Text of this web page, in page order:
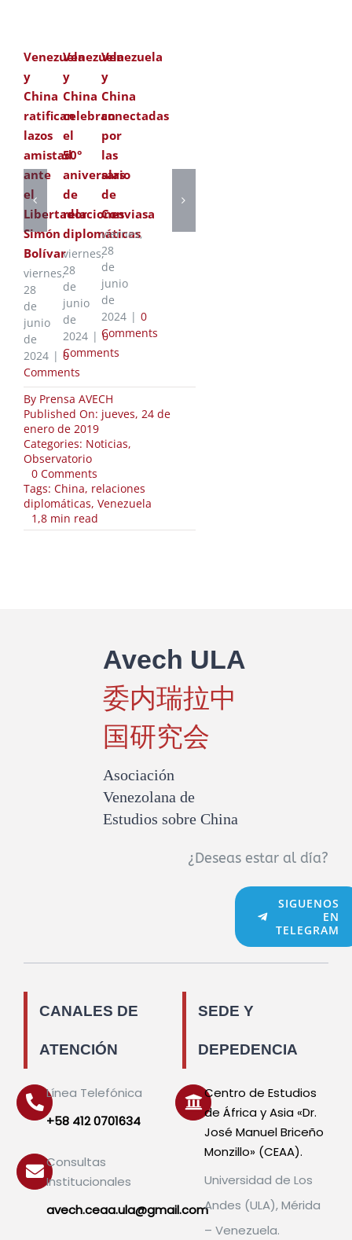
Venezuela
y
China
ratifican
lazos
amistad
ante
el
Libertador
Simón
Bolívar
viernes,
28
de
junio
de
2024 | 0
Comments
Venezuela
y
China
celebran
el
50°
aniversario
de
relaciones
diplomáticas
viernes,
28
de
junio
de
2024 | 0
Comments
Venezuela
y
China
conectadas
por
las
alas
de
Conviasa
viernes,
28
de
junio
de
2024 | 0
Comments
By Prensa AVECH
Published On: jueves, 24 de
enero de 2019
Categories: Noticias,
Observatorio
0 Commentson
China
rechaza
injerencia
en
Tags: China, relaciones
diplomáticas, Venezuela
1,8 min read
Avech ULA
委内瑞拉中
国研究会
Asociación
Venezolana de
Estudios sobre China
¿Deseas estar al día?
SIGUENOS
EN
TELEGRAM
CANALES DE
ATENCIÓN
SEDE Y
DEPEDENCIA
Línea Telefónica
+58 412 0701634
Consultas
Institucionales
avech.ceaa.ula@gmail.com
Centro de Estudios
de África y Asia «Dr.
José Manuel Briceño
Monzillo» (CEAA).
Universidad de Los
Andes (ULA), Mérida
– Venezuela.